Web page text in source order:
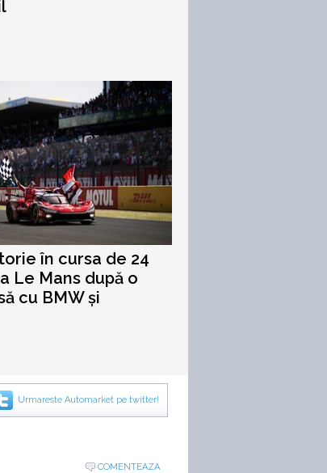
în cursa de 24
Le Mans după o
cu BMW și
Urmareste Automarket pe twitter!
COMENTEAZA